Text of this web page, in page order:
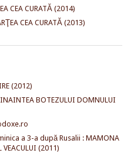
CEA CURATĂ (2014)
CEA CURATĂ (2013)
(2012)
BOTEZULUI DOMNULUI
a 3-a după Rusalii : MAMONA
VEACULUI (2011)